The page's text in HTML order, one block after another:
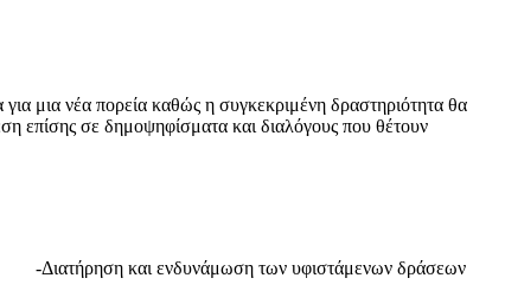
μια νέα πορεία καθώς η συγκεκριμένη δραστηριότητα θα
επίσης σε δημοψηφίσματα και διαλόγους που θέτουν
ενδυνάμωση των υφιστάμενων δράσεων